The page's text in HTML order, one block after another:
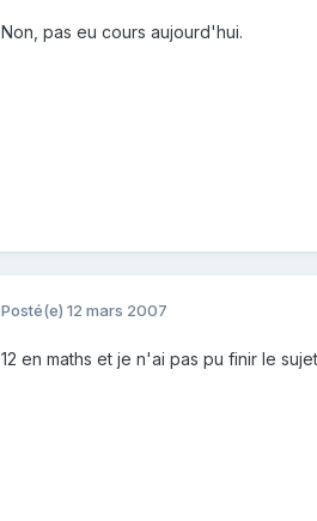
Non, pas eu cours aujourd'hui.
Posté(e) 12 mars 2007
12 en maths et je n'ai pas pu finir le